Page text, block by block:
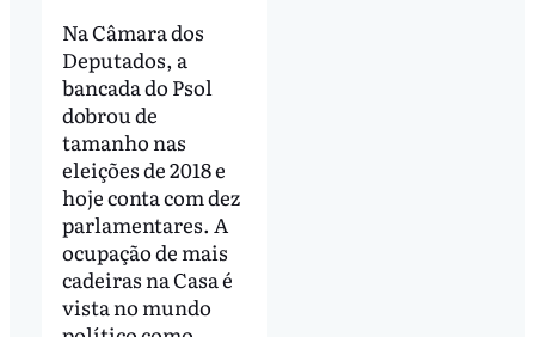
Na Câmara dos
Deputados, a
bancada do Psol
dobrou de
tamanho nas
eleições de 2018 e
hoje conta com dez
parlamentares. A
ocupação de mais
cadeiras na Casa é
vista no mundo